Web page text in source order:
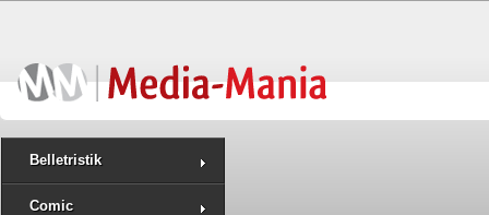
Belletristik
Comic